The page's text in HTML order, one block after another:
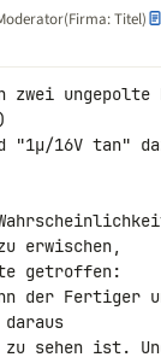
(Firma: Titel)
ungepolte
"1µ/16V tan"
erwischen,
getroffen:
der Fertiger
daraus
sehen ist.